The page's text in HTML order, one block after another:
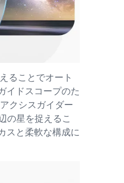
ることでオート
イドスコープのた
クシスガイダー
の星を捉えるこ
スと柔軟な構成に